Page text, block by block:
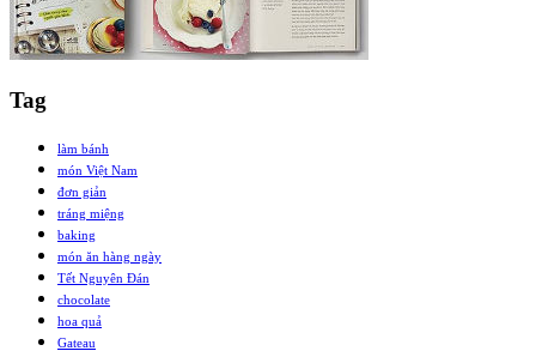
Tag
làm bánh
món Việt Nam
đơn giản
tráng miệng
baking
món ăn hàng ngày
Tết Nguyên Đán
chocolate
hoa quả
Gateau